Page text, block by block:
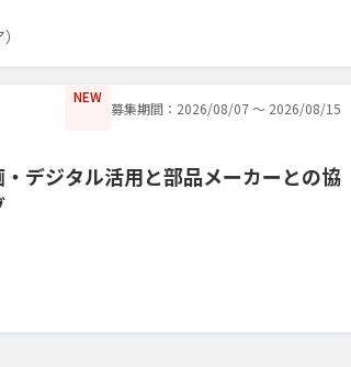
NEW
募集期間：2026/08/07 〜 2026/08/15
デジタル活用と部品メーカーとの協